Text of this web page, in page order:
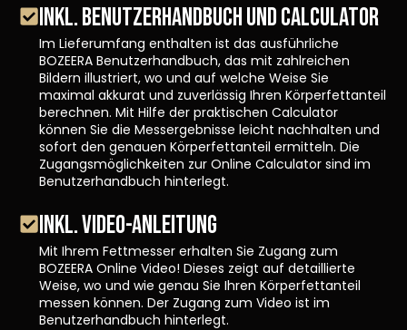
INKL. BENUTZERHANDBUCH UND CALCULATOR
Im Lieferumfang enthalten ist das ausführliche
BOZEERA Benutzerhandbuch, das mit zahlreichen
Bildern illustriert, wo und auf welche Weise Sie
maximal akkurat und zuverlässig Ihren Körperfettanteil
berechnen. Mit Hilfe der praktischen Calculator
können Sie die Messergebnisse leicht nachhalten und
sofort den genauen Körperfettanteil ermitteln. Die
Zugangsmöglichkeiten zur Online Calculator sind im
Benutzerhandbuch hinterlegt.
INKL. VIDEO-ANLEITUNG
Mit Ihrem Fettmesser erhalten Sie Zugang zum
BOZEERA Online Video! Dieses zeigt auf detaillierte
Weise, wo und wie genau Sie Ihren Körperfettanteil
messen können. Der Zugang zum Video ist im
Benutzerhandbuch hinterlegt.